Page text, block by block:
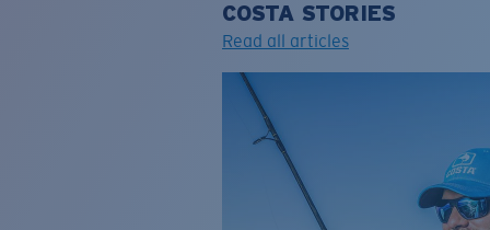
COSTA STORIES
Read all articles